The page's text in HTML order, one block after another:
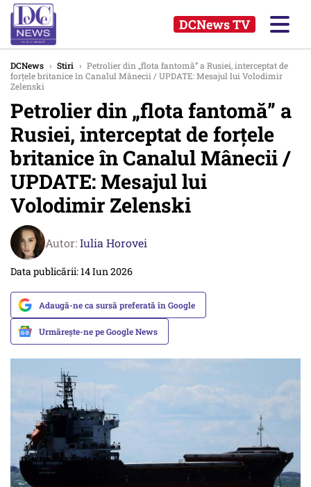
DCNews TV
DCNews › Stiri › Petrolier din „flota fantomă” a Rusiei, interceptat de
forțele britanice în Canalul Mânecii / UPDATE: Mesajul lui Volodimir
Zelenski
Petrolier din „flota fantomă” a
Rusiei, interceptat de forțele
britanice în Canalul Mânecii /
UPDATE: Mesajul lui
Volodimir Zelenski
Autor:Iulia Horovei
Data publicării: 14 Iun 2026
Adaugă-ne ca sursă preferată în Google
Urmărește-ne pe Google News